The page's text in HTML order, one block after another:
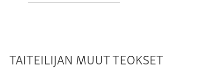
TAITEILIJAN MUUT TEOKSET